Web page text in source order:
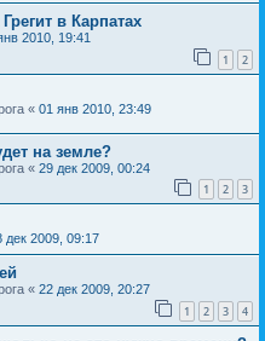
в Карпатах
2010, 19:41
1 2
« 01 янв 2010, 23:49
на земле?
« 29 дек 2009, 00:24
1 2 3
дек 2009, 09:17
« 22 дек 2009, 20:27
1 2 3 4